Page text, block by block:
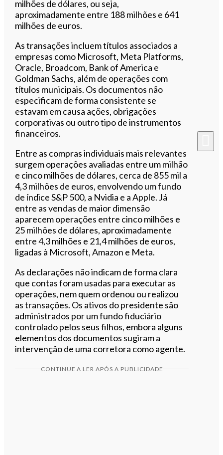
milhões de dólares, ou seja,
aproximadamente entre 188 milhões e 641
milhões de euros.
As transações incluem títulos associados a
empresas como Microsoft, Meta Platforms,
Oracle, Broadcom, Bank of America e
Goldman Sachs, além de operações com
títulos municipais. Os documentos não
especificam de forma consistente se
estavam em causa ações, obrigações
corporativas ou outro tipo de instrumentos
financeiros.
Entre as compras individuais mais relevantes
surgem operações avaliadas entre um milhão
e cinco milhões de dólares, cerca de 855 mil a
4,3 milhões de euros, envolvendo um fundo
de índice S&P 500, a Nvidia e a Apple. Já
entre as vendas de maior dimensão
aparecem operações entre cinco milhões e
25 milhões de dólares, aproximadamente
entre 4,3 milhões e 21,4 milhões de euros,
ligadas à Microsoft, Amazon e Meta.
As declarações não indicam de forma clara
que contas foram usadas para executar as
operações, nem quem ordenou ou realizou
as transações. Os ativos do presidente são
administrados por um fundo fiduciário
controlado pelos seus filhos, embora alguns
elementos dos documentos sugiram a
intervenção de uma corretora como agente.
CONTINUE A LER APÓS A PUBLICIDADE